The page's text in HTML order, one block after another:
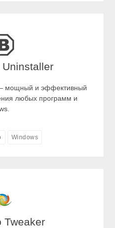
мощный и эффективный
любых программ и
Windows
Tweaker